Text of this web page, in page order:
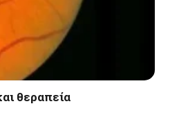
θεραπεία